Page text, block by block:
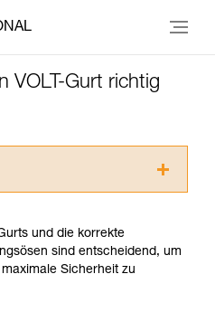
VOLT-Gurt richtig
Sie diesen zu Rate
müssen Sie zuerst die in
enthaltenen
und die korrekte
sind entscheidend, um
Sicherheit zu